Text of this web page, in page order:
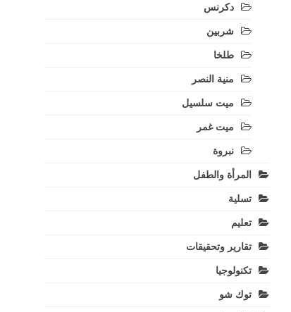
دكرنس
شربين
طلخا
منية النصر
ميت سلسيل
ميت غمر
نبروة
المرأة والطفل
تسلية
تعليم
تقارير وتحقيقات
تكنولوجيا
توك شو